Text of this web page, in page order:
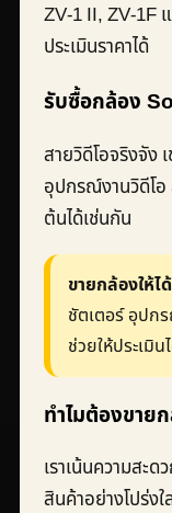
ZV-1 II, ZV-1F
ประเมินราคาได้
รับซื้อกล้อง
สายวิดีโอจริงจัง
อุปกรณ์งานวิดีโอ
ต้นได้เช่นกัน
ขายกล้องให้ไ
ชัตเตอร์ อุปก
ช่วยให้ประเมิ
ทำไมต้องขา
เราเน้นความสะ
สินค้าอย่างโปร่งใ